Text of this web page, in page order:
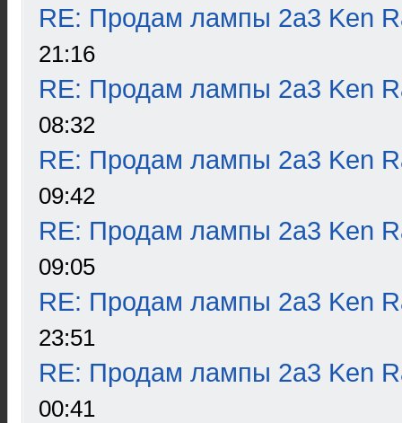
RE: Продам лампы 2а3 Ken
21:16
RE: Продам лампы 2а3 Ken
08:32
RE: Продам лампы 2а3 Ken
09:42
RE: Продам лампы 2а3 Ken
09:05
RE: Продам лампы 2а3 Ken
23:51
RE: Продам лампы 2а3 Ken
00:41